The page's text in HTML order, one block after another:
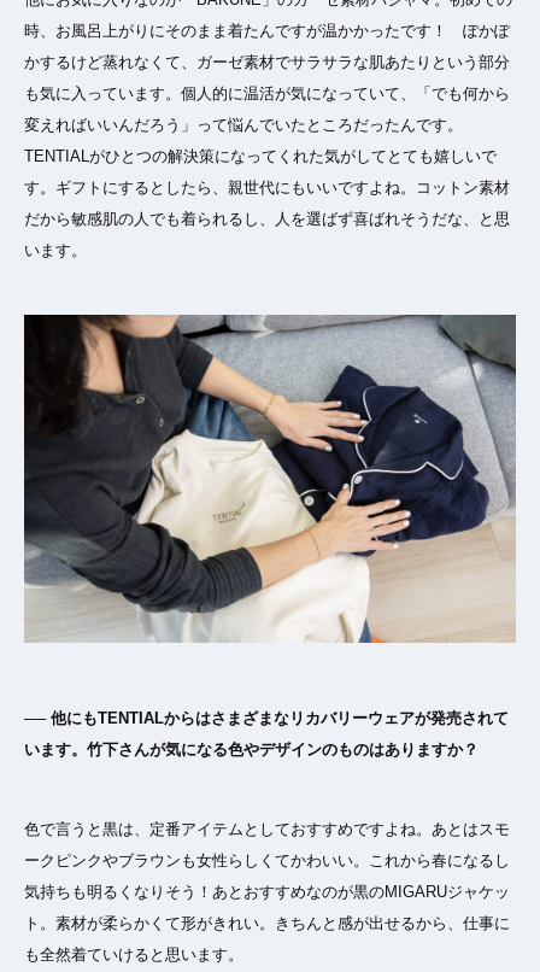
時、お風呂上がりにそのまま着たんですが温かかったです！ ぽかぽ
かするけど蒸れなくて、ガーゼ素材でサラサラな肌あたりという部分
も気に入っています。個人的に温活が気になっていて、「でも何から
変えればいいんだろう」って悩んでいたところだったんです。
TENTIALがひとつの解決策になってくれた気がしてとても嬉しいで
す。ギフトにするとしたら、親世代にもいいですよね。コットン素材
だから敏感肌の人でも着られるし、人を選ばず喜ばれそうだな、と思
います。
── 他にもTENTIALからはさまざまなリカバリーウェアが発売されて
います。竹下さんが気になる色やデザインのものはありますか？
色で言うと黒は、定番アイテムとしておすすめですよね。あとはスモ
ークピンクやブラウンも女性らしくてかわいい。これから春になるし
気持ちも明るくなりそう！あとおすすめなのが黒のMIGARUジャケッ
ト。素材が柔らかくて形がきれい。きちんと感が出せるから、仕事に
も全然着ていけると思います。